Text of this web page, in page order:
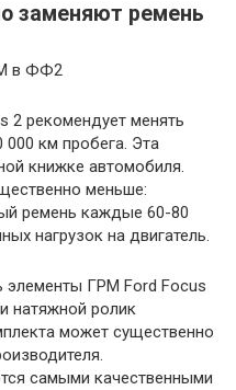
заменяют ремень
2 рекомендует менять
км пробега. Эта
книжке автомобиля.
меньше:
ремень каждые 60-80
нагрузок на двигатель.
элементы ГРМ Ford Focus
натяжной ролик
может существенно
самыми качественными